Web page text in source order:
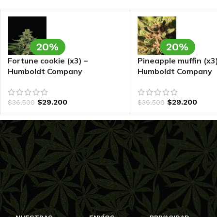
20%
Fortune cookie (x3) –
Humboldt Company
$36.500 $29.200
20%
Pineapple muffin
Humboldt Company
$36.500 $29.200